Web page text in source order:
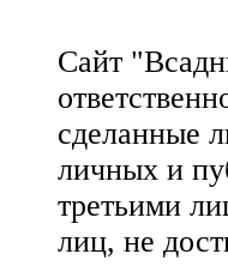
Сайт
сделанные
личных и
третьими
лиц, не